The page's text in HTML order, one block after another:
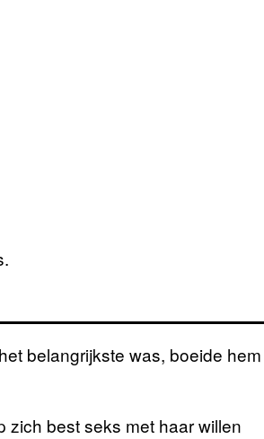
belangrijkste was, boeide hem
zich best seks met haar willen